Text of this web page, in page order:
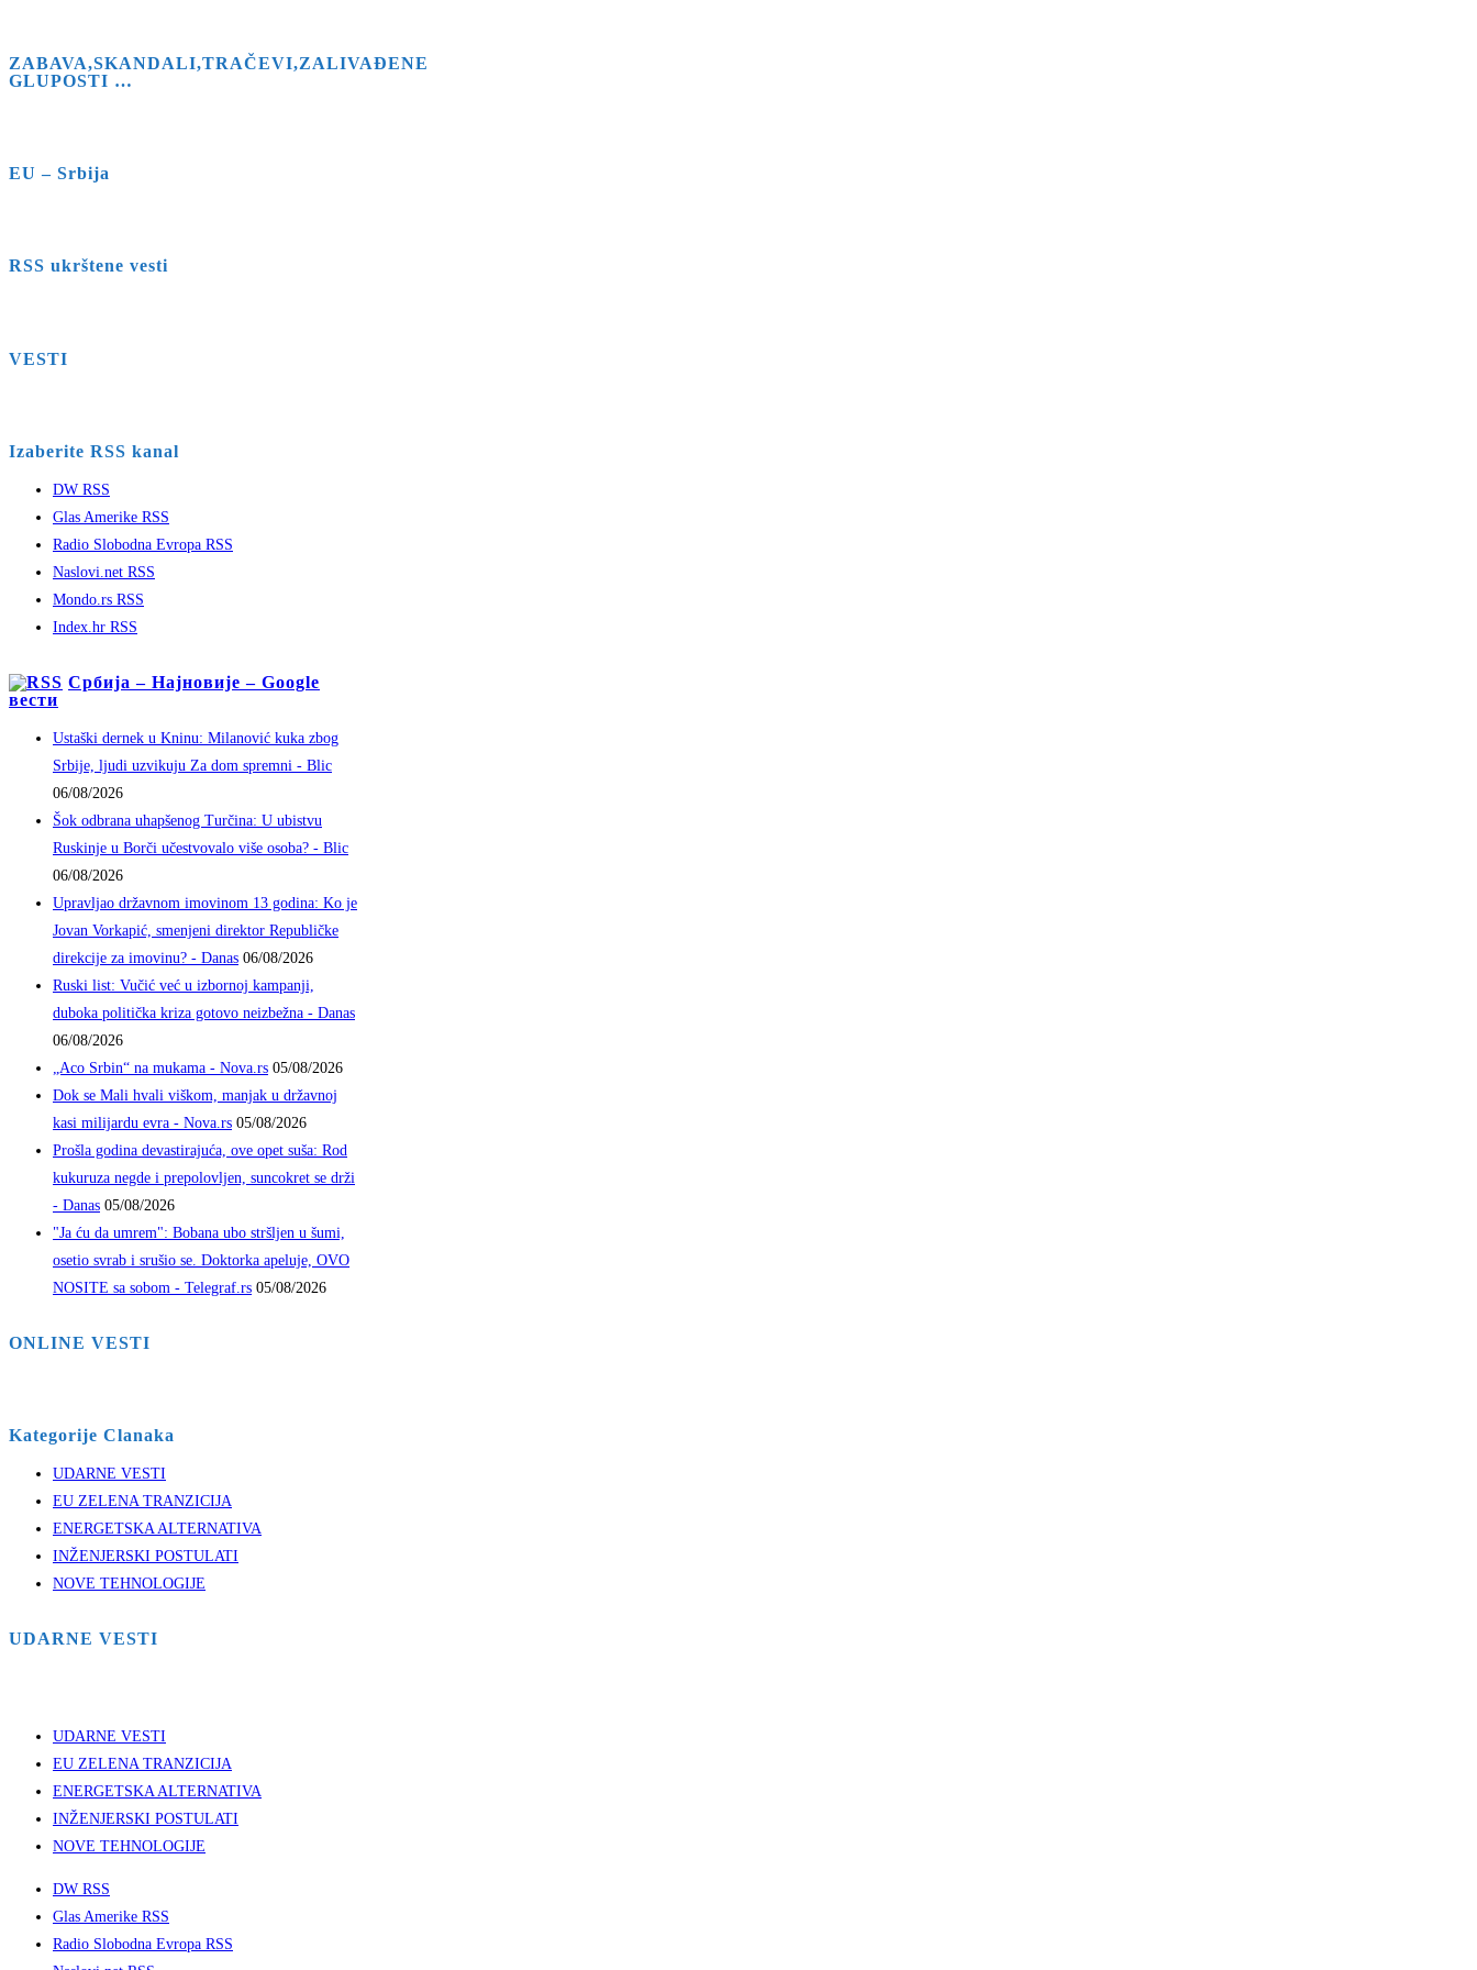
ZABAVA,SKANDALI,TRAČEVI,ZALIVAĐENE
GLUPOSTI …
EU – Srbija
RSS ukrštene vesti
VESTI
Izaberite RSS kanal
DW RSS
Glas Amerike RSS
Radio Slobodna Evropa RSS
Naslovi.net RSS
Mondo.rs RSS
Index.hr RSS
Србија – Најновије – Google
вести
Ustaški dernek u Kninu: Milanović kuka zbog
Srbije, ljudi uzvikuju Za dom spremni - Blic
06/08/2026
Šok odbrana uhapšenog Turčina: U ubistvu
Ruskinje u Borči učestvovalo više osoba? - Blic
06/08/2026
Upravljao državnom imovinom 13 godina: Ko je
Jovan Vorkapić, smenjeni direktor Republičke
direkcije za imovinu? - Danas 06/08/2026
Ruski list: Vučić već u izbornoj kampanji,
duboka politička kriza gotovo neizbežna - Danas
06/08/2026
„Aco Srbin“ na mukama - Nova.rs 05/08/2026
Dok se Mali hvali viškom, manjak u državnoj
kasi milijardu evra - Nova.rs 05/08/2026
Prošla godina devastirajuća, ove opet suša: Rod
kukuruza negde i prepolovljen, suncokret se drži
- Danas 05/08/2026
"Ja ću da umrem": Bobana ubo stršljen u šumi,
osetio svrab i srušio se. Doktorka apeluje, OVO
NOSITE sa sobom - Telegraf.rs 05/08/2026
ONLINE VESTI
Kategorije Clanaka
UDARNE VESTI
EU ZELENA TRANZICIJA
ENERGETSKA ALTERNATIVA
INŽENJERSKI POSTULATI
NOVE TEHNOLOGIJE
UDARNE VESTI
UDARNE VESTI
EU ZELENA TRANZICIJA
ENERGETSKA ALTERNATIVA
INŽENJERSKI POSTULATI
NOVE TEHNOLOGIJE
DW RSS
Glas Amerike RSS
Radio Slobodna Evropa RSS